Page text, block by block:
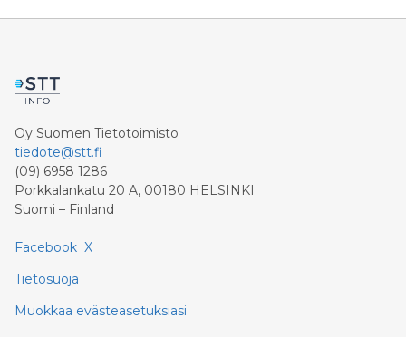
Oy Suomen Tietotoimisto
tiedote@stt.fi
(09) 6958 1286
Porkkalankatu 20 A, 00180 HELSINKI
Suomi – Finland
Facebook X
Tietosuoja
Muokkaa evästeasetuksiasi